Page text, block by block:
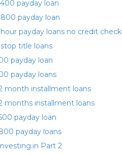
payday loan
800 payday loan
hour payday loans no credit check
stop title loans
payday loan
payday loans
month installment loans
months installment loans
payday loan
payday loans
Part 2